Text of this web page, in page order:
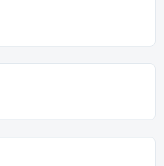
veya görüntülenemiyor.
bilgiler bulunuyor.
olmalı.